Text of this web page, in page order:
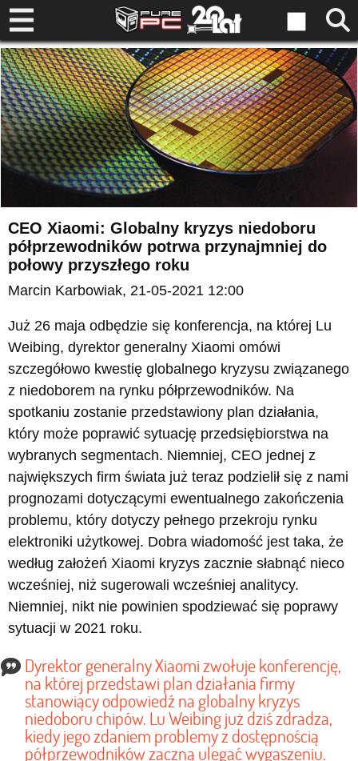
CEO Xiaomi: Globalny kryzys niedoboru
półprzewodników potrwa przynajmniej do
połowy przyszłego roku
Marcin Karbowiak, 21-05-2021 12:00
Już 26 maja odbędzie się konferencja, na której Lu
Weibing, dyrektor generalny Xiaomi omówi
szczegółowo kwestię globalnego kryzysu związanego
z niedoborem na rynku półprzewodników. Na
spotkaniu zostanie przedstawiony plan działania,
który może poprawić sytuację przedsiębiorstwa na
wybranych segmentach. Niemniej, CEO jednej z
największych firm świata już teraz podzielił się z nami
prognozami dotyczącymi ewentualnego zakończenia
problemu, który dotyczy pełnego przekroju rynku
elektroniki użytkowej. Dobra wiadomość jest taka, że
według założeń Xiaomi kryzys zacznie słabnąć nieco
wcześniej, niż sugerowali wcześniej analitycy.
Niemniej, nikt nie powinien spodziewać się poprawy
sytuacji w 2021 roku.
Dyrektor generalny Xiaomi zwołuje konferencję,
na której przedstawi plan działania firmy
stanowiący odpowiedź na globalny kryzys
niedoboru chipów. Lu Weibing już dziś zdradza,
kiedy jego zdaniem problemy z dostępnością
półprzewodników zaczną ulegać wygaszeniu.